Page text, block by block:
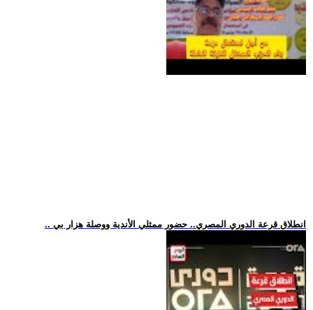
.. انطلاق قرعة الدوري المصري.. حضور ممثلي الأندية ووصلة هزار بي